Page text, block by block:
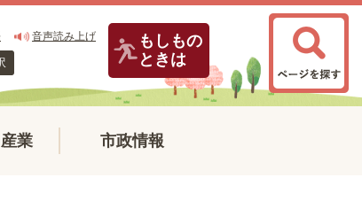
音声読み上げ
もしもの
ときは
業 市政情報